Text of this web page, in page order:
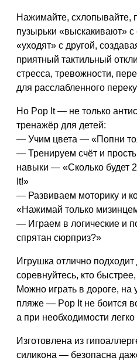
Нажимайте, схлопывайте,
пузырьки «выскакивают»
«уходят» с другой,
приятный тактильный
стресса, тревожности,
для расслабленного
Но Pop It — не только
тренажёр для детей:
— Учим цвета — «Попни
— Тренируем счёт и
навыки — «Сколько будет
It!»
— Развиваем моторику и
«Нажимай только
— Играем в логические и
спрятан сюрприз?»
Игрушка отлично подходит
соревнуйтесь, кто
Можно играть в дороге, на
пляже — Pop It не боится
а при необходимости
Изготовлена из
силикона — безопасна